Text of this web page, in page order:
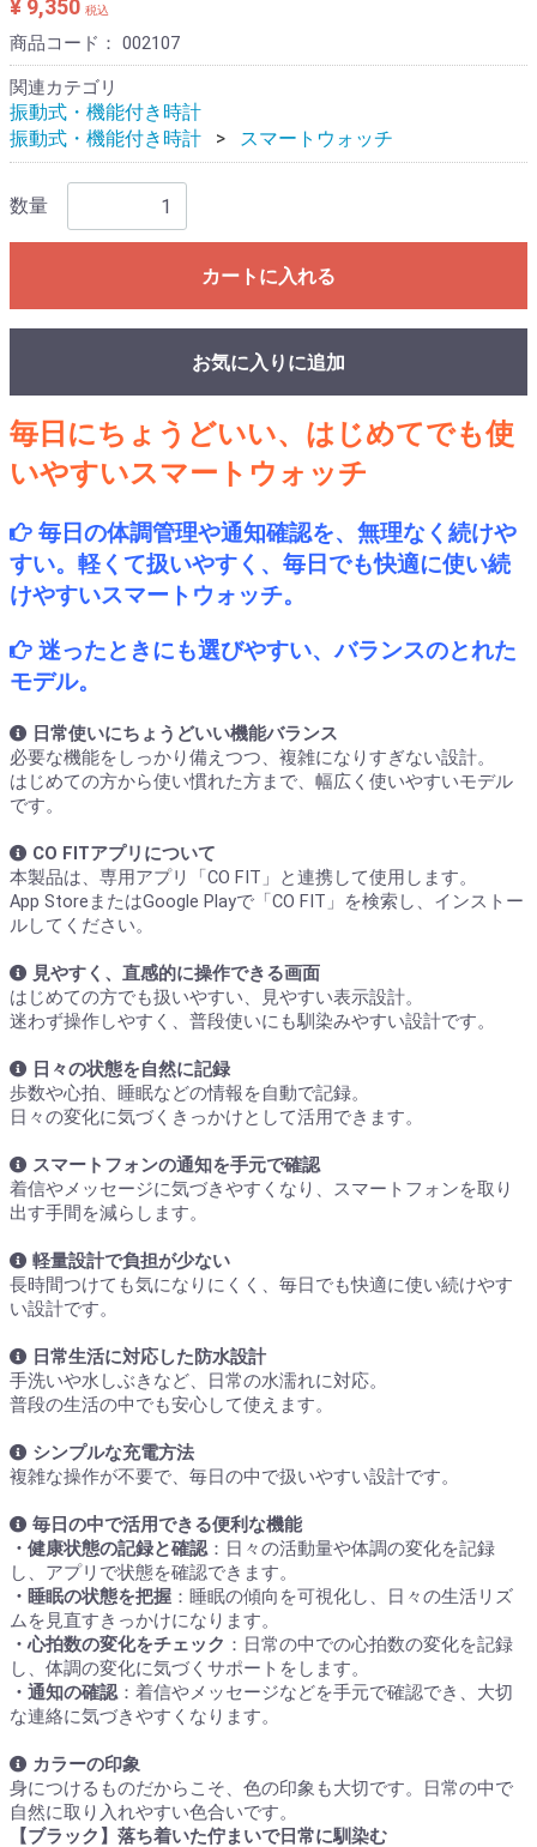
¥ 9,350 税込
商品コード： 002107
関連カテゴリ
振動式・機能付き時計
振動式・機能付き時計
スマートウォッチ
数量
カートに入れる
お気に入りに追加
毎日にちょうどいい、はじめてでも使
いやすいスマートウォッチ
毎日の体調管理や通知確認を、無理なく続けや
すい。軽くて扱いやすく、毎日でも快適に使い続
けやすいスマートウォッチ。
迷ったときにも選びやすい、バランスのとれた
モデル。
日常使いにちょうどいい機能バランス
必要な機能をしっかり備えつつ、複雑になりすぎない設計。
はじめての方から使い慣れた方まで、幅広く使いやすいモデル
です。
CO FITアプリについて
本製品は、専用アプリ「CO FIT」と連携して使用します。
App StoreまたはGoogle Playで「CO FIT」を検索し、インストー
ルしてください。
見やすく、直感的に操作できる画面
はじめての方でも扱いやすい、見やすい表示設計。
迷わず操作しやすく、普段使いにも馴染みやすい設計です。
日々の状態を自然に記録
歩数や心拍、睡眠などの情報を自動で記録。
日々の変化に気づくきっかけとして活用できます。
スマートフォンの通知を手元で確認
着信やメッセージに気づきやすくなり、スマートフォンを取り
出す手間を減らします。
軽量設計で負担が少ない
長時間つけても気になりにくく、毎日でも快適に使い続けやす
い設計です。
日常生活に対応した防水設計
手洗いや水しぶきなど、日常の水濡れに対応。
普段の生活の中でも安心して使えます。
シンプルな充電方法
複雑な操作が不要で、毎日の中で扱いやすい設計です。
毎日の中で活用できる便利な機能
・健康状態の記録と確認：日々の活動量や体調の変化を記録
し、アプリで状態を確認できます。
・睡眠の状態を把握 ：睡眠の傾向を可視化し、日々の生活リズ
ムを見直すきっかけになります。
・心拍数の変化をチェック ：日常の中での心拍数の変化を記録
し、体調の変化に気づくサポートをします。
・通知の確認：着信やメッセージなどを手元で確認でき、大切
な連絡に気づきやすくなります。
カラーの印象
身につけるものだからこそ、色の印象も大切です。日常の中で
自然に取り入れやすい色合いです。
【ブラック】落ち着いた佇まいで日常に馴染む